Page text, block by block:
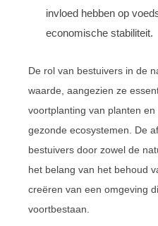
invloed hebben op
economische stabiliteit.
De rol van bestuivers in de
waarde, aangezien ze
voortplanting van planten
gezonde ecosystemen. De
bestuivers door zowel de
het belang van het behoud
creëren van een omgeving
voortbestaan.